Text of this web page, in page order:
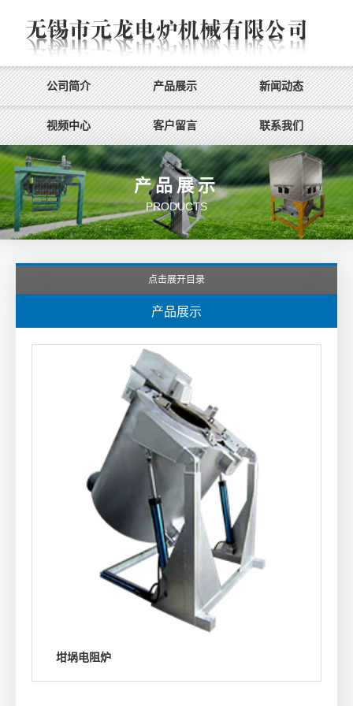
公司简介 产品展示 新闻动态
视频中心 客户留言 联系我们
产品展示
PRODUCTS
点击展开目录
产品展示
坩埚电阻炉